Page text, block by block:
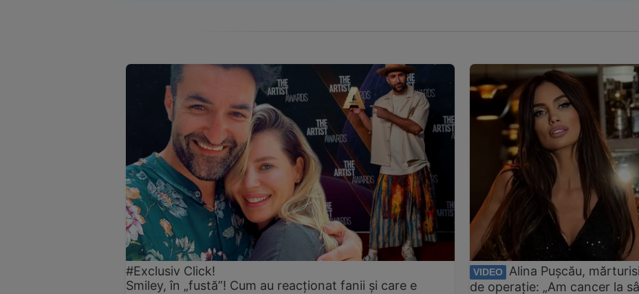
#Exclusiv Click!
Smiley, în „fustă”! Cum au reacționat fanii și care e
VIDEO Alina Pușcău,
de operație: „Am cancer la